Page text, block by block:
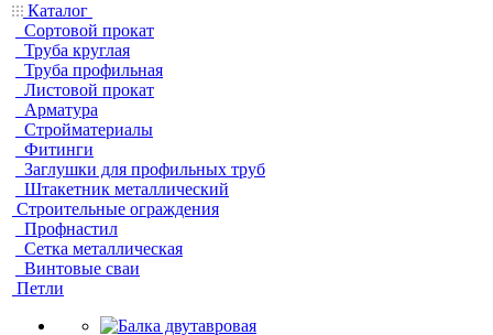
Каталог
Сортовой прокат
Труба круглая
Труба профильная
Листовой прокат
Арматура
Стройматериалы
Фитинги
Заглушки для профильных труб
Штакетник металлический
Строительные ограждения
Профнастил
Сетка металлическая
Винтовые сваи
Петли